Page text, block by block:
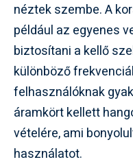
néztek szembe. A
például az egyenes
biztosítani a kellő
különböző
felhasználóknak
áramkört kellett
vételére, ami
használatot.